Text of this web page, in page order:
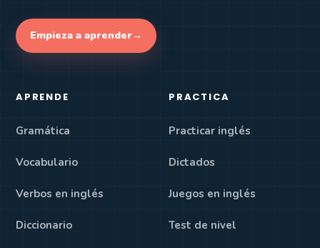
Empieza a aprender→
APRENDE
Gramática
Vocabulario
Verbos en inglés
Diccionario
PRACTICA
Practicar inglés
Dictados
Juegos en inglés
Test de nivel